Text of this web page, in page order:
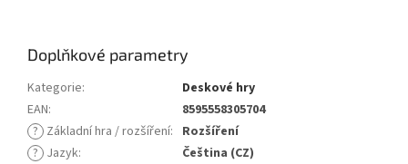
Doplňkové parametry
Kategorie:
Deskové hry
EAN:
8595558305704
? Základní hra / rozšíření: Rozšíření
? Jazyk:
Čeština (CZ)